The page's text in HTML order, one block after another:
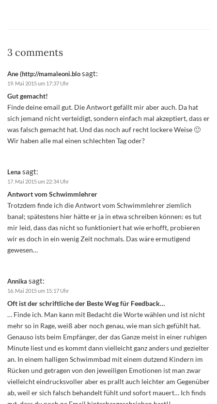
3 comments
Ane (http://mamaleoni.blosagt:
19. Mai 2015 um 17:37 Uhr
Gut gemacht!
Finde deine email gut. Die Antwort gefällt mir aber auch. Da hat
sich jemand nicht verteidigt, sondern einfach mal akzeptiert, dass er
was falsch gemacht hat. Und das noch auf recht lockere Weise 🙂
Wir haben alle mal einen schlechten Tag oder?
Lena sagt:
17. Mai 2015 um 22:34 Uhr
Antwort vom Schwimmlehrer
Trotzdem finde ich die Antwort vom Schwimmlehrer ziemlich
banal; spätestens hier hätte er ja in etwa schreiben können: es tut
mir leid, dass das nicht so funktioniert hat wie erhofft, probieren
wir es doch in ein wenig Zeit nochmals. Das wäre ermutigend
gewesen…
Annika sagt:
16. Mai 2015 um 15:17 Uhr
Oft ist der schriftliche der Beste Weg für Feedback…
… Finde ich. Man kann mit Bedacht die Worte wählen und ist nicht
mehr so in Rage, weiß aber noch genau, wie man sich gefühlt hat.
Genauso ists beim Empfänger, der das Ganze meist in einer ruhigen
Minute liest und es kommt dann vielleicht ganz anders und gezielter
an. In einem halligen Schwimmbad mit einem dutzend Kindern im
Rücken und getragen von den jeweiligen Emotionen ist man zwar
vielleicht eindrucksvoller aber es prallt auch leichter am Gegenüber
ab, weil er sich falsch behandelt fühlt und sofort mauert… Ich finds